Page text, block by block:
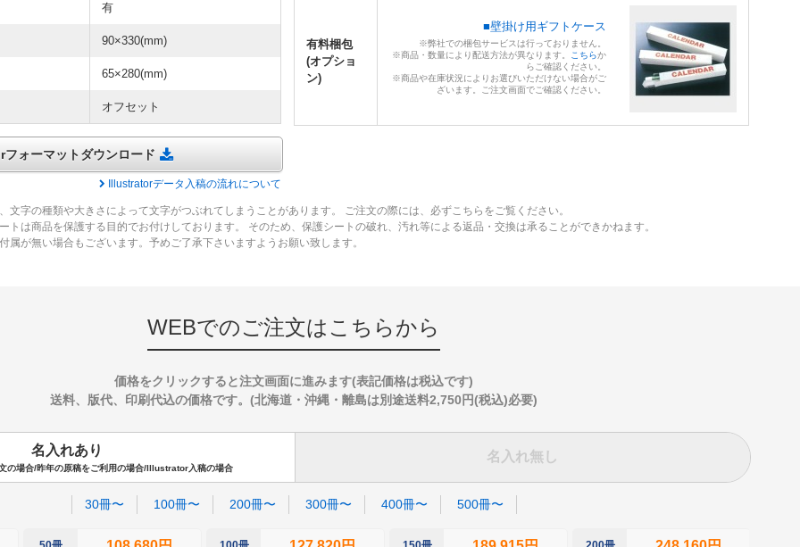
有
90×330(mm)
65×280(mm)
オフセット
ォーマットダウンロード
Illustratorデータ入稿の流れについて
有料梱包
(オプショ
ン)
■壁掛け用ギフトケース
※弊社での梱包サービスは行っておりません。
※商品・数量により配送方法が異なります。
こちらか
らご確認ください。
※商品や在庫状況によりお選びいただけない場合がご
ざいます。ご注文画面でご確認ください。
字の種類や大きさによって文字がつぶれてしまうことがあります。 ご注文の際には、必ずこちらをご覧ください。
は商品を保護する目的でお付けしております。 そのため、保護シートの破れ、汚れ等による返品・交換は承ることができかねます。
属が無い場合もございます。予めご了承下さいますようお願い致します。
WEBでのご注文はこちらから
価格をクリックすると注文画面に進みます(表記価格は税込です)
送料、版代、印刷代込の価格です。(北海道・沖縄・離島は別途送料2,750円(税込)必要)
名入れあり
の場合/昨年の原稿をご利用の場合/Illustrator入稿の場合
名入れ無し
30冊〜 100冊〜 200冊〜 300冊〜 400冊〜 500冊〜